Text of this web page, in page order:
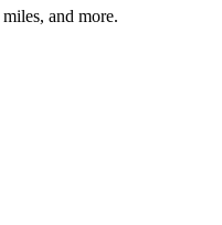
miles, and more.